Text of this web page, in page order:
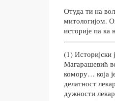
Отуда ти на
митологијом.
историје па
(1) Историјски
Магарашевић
комору… која
делатност
дужности